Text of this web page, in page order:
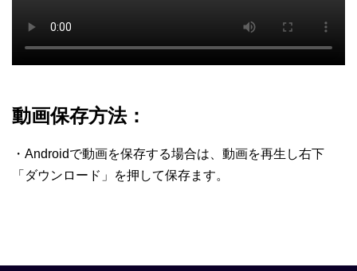
動画保存方法：
・Androidで動画を保存する場合は、動画を再生し右下
「ダウンロード」を押して保存ます。